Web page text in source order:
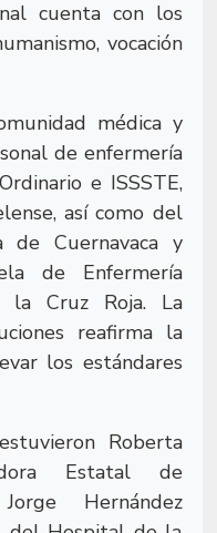
cuenta con los
vocación
médica y
de enfermería
e ISSSTE,
así como del
Cuernavaca y
de Enfermería
la Cruz Roja. La
reafirma la
los estándares
Roberta
Estatal de
Hernández